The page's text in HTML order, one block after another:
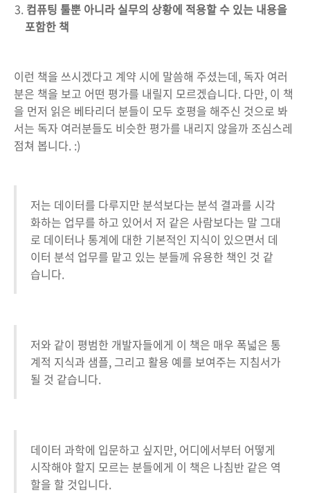
컴퓨팅 툴뿐 아니라 실무의 상황에 적용할 수 있는 내용을
포함한 책
이런 책을 쓰시겠다고 계약 시에 말씀해 주셨는데, 독자 여러
분은 책을 보고 어떤 평가를 내릴지 모르겠습니다. 다만, 이 책
을 먼저 읽은 베타리더 분들이 모두 호평을 해주신 것으로 봐
서는 독자 여러분들도 비슷한 평가를 내리지 않을까 조심스레
점쳐 봅니다. :)
저는 데이터를 다루지만 분석보다는 분석 결과를 시각
화하는 업무를 하고 있어서 저 같은 사람보다는 말 그대
로 데이터나 통계에 대한 기본적인 지식이 있으면서 데
이터 분석 업무를 맡고 있는 분들께 유용한 책인 것 같
습니다.
저와 같이 평범한 개발자들에게 이 책은 매우 폭넓은 통
계적 지식과 샘플, 그리고 활용 예를 보여주는 지침서가
될 것 같습니다.
데이터 과학에 입문하고 싶지만, 어디에서부터 어떻게
시작해야 할지 모르는 분들에게 이 책은 나침반 같은 역
할을 할 것입니다.